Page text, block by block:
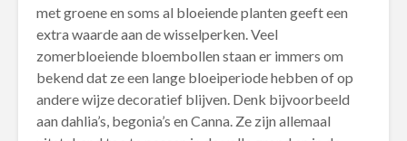
met groene en soms al bloeiende planten geeft een
extra waarde aan de wisselperken. Veel
zomerbloeiende bloembollen staan er immers om
bekend dat ze een lange bloeiperiode hebben of op
andere wijze decoratief blijven. Denk bijvoorbeeld
aan dahlia’s, begonia’s en Canna. Ze zijn allemaal